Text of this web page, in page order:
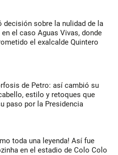
decisión sobre la nulidad de la
el caso Aguas Vivas, donde
el exalcalde Quintero
de Petro: así cambió su
estilo y retoques que
paso por la Presidencia
toda una leyenda! Así fue
en el estadio de Colo Colo